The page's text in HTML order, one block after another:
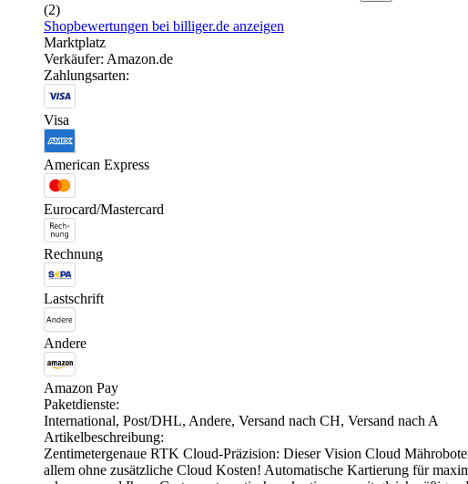
(2)
Shopbewertungen bei billiger.de anzeigen
Marktplatz
Verkäufer: Amazon.de
Zahlungsarten:
Visa
American Express
Eurocard/Mastercard
Rechnung
Lastschrift
Andere
Amazon Pay
Paketdienste:
International, Post/DHL, Andere, Versand nach CH, Versand nach A
Artikelbeschreibung:
Zentimetergenaue RTK Cloud-Präzision: Dieser Vision Cloud
allem ohne zusätzliche Cloud Kosten! Automatische Kartierung für